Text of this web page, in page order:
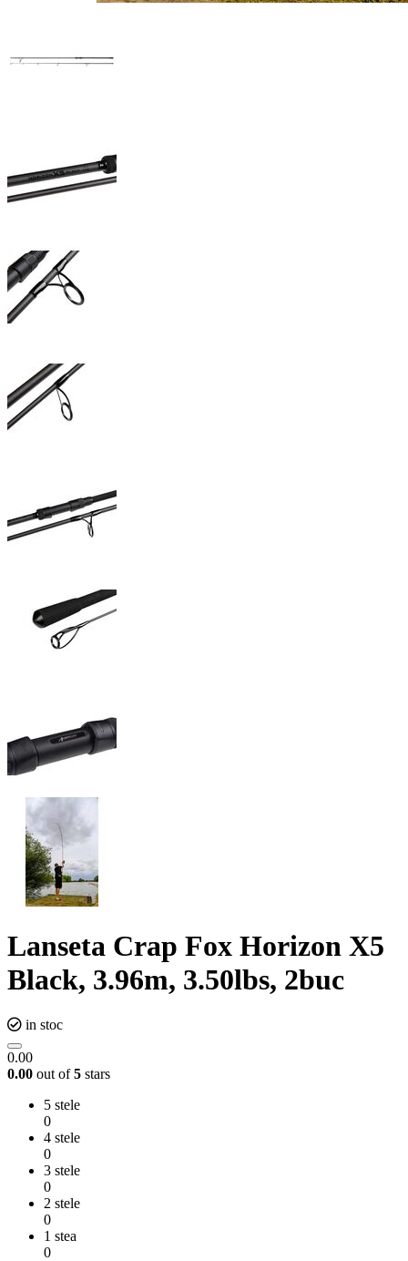
Lanseta Crap Fox Horizon X5
Black, 3.96m, 3.50lbs, 2buc
in stoc
0.00
0.00 out of5 stars
5 stele
0
4 stele
0
3 stele
0
2 stele
0
1 stea
0